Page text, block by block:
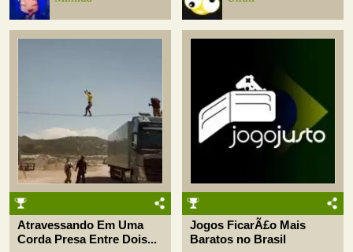
Atravessando Em Uma
Corda Presa Entre Dois...
Jogos FicarÃ£o Mais
Baratos no Brasil